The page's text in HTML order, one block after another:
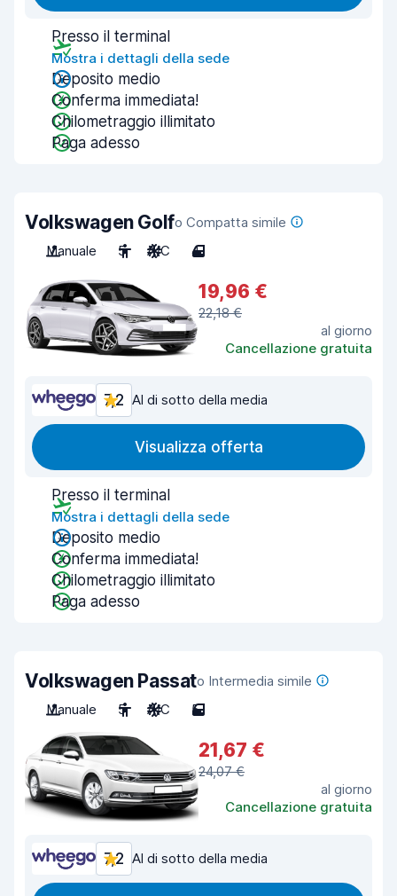
Presso il terminal
Mostra i dettagli della sede
Deposito medio
Conferma immediata!
Chilometraggio illimitato
Paga adesso
Volkswagen Golfo Compatta simile
Manuale
5 A/C 4
19,96 €
22,18 €
al giorno
Cancellazione gratuita
7,2 Al di sotto della media
Visualizza offerta
Presso il terminal
Mostra i dettagli della sede
Deposito medio
Conferma immediata!
Chilometraggio illimitato
Paga adesso
Volkswagen Passato Intermedia simile
Manuale
5 A/C 5
21,67 €
24,07 €
al giorno
Cancellazione gratuita
7,2 Al di sotto della media